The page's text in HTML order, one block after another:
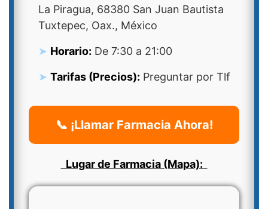
La Piragua, 68380 San Juan Bautista
Tuxtepec, Oax., México
Horario: De 7:30 a 21:00
Tarifas (Precios): Preguntar por Tlf
📞 ¡Llamar Farmacia Ahora!
Lugar de Farmacia (Mapa):